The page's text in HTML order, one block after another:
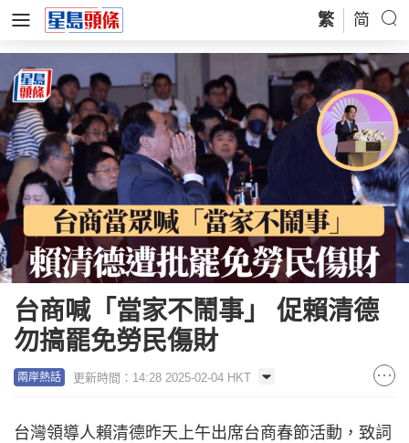
繁 简
台商喊「當家不鬧事」 促賴清德
勿搞罷免勞民傷財
兩岸熱話 更新時間：14:28 2025-02-04 HKT
台灣領導人賴清德昨天上午出席台商春節活動，致詞